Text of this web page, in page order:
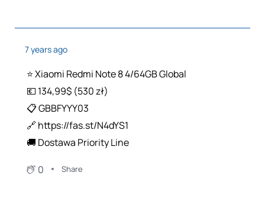
7 years ago
⭐️ Xiaomi Redmi Note 8 4/64GB Global
💶 134,99$ (530 zł)
📋 GBBFYYY03
🔗 https://fas.st/N4dYS1
🚚 Dostawa Priority Line
0 Share